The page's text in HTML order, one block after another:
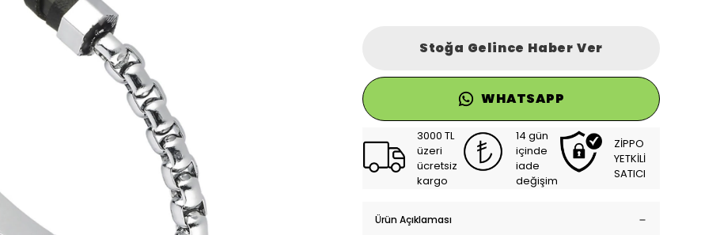
Stoğa Gelince Haber Ver
WHATSAPP
3000 TL
üzeri
ücretsiz
kargo
14 gün
içinde
iade
değişim
ZİPPO
YETKİLİ
SATICI
Ürün Açıklaması